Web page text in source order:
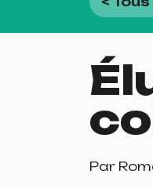
Par